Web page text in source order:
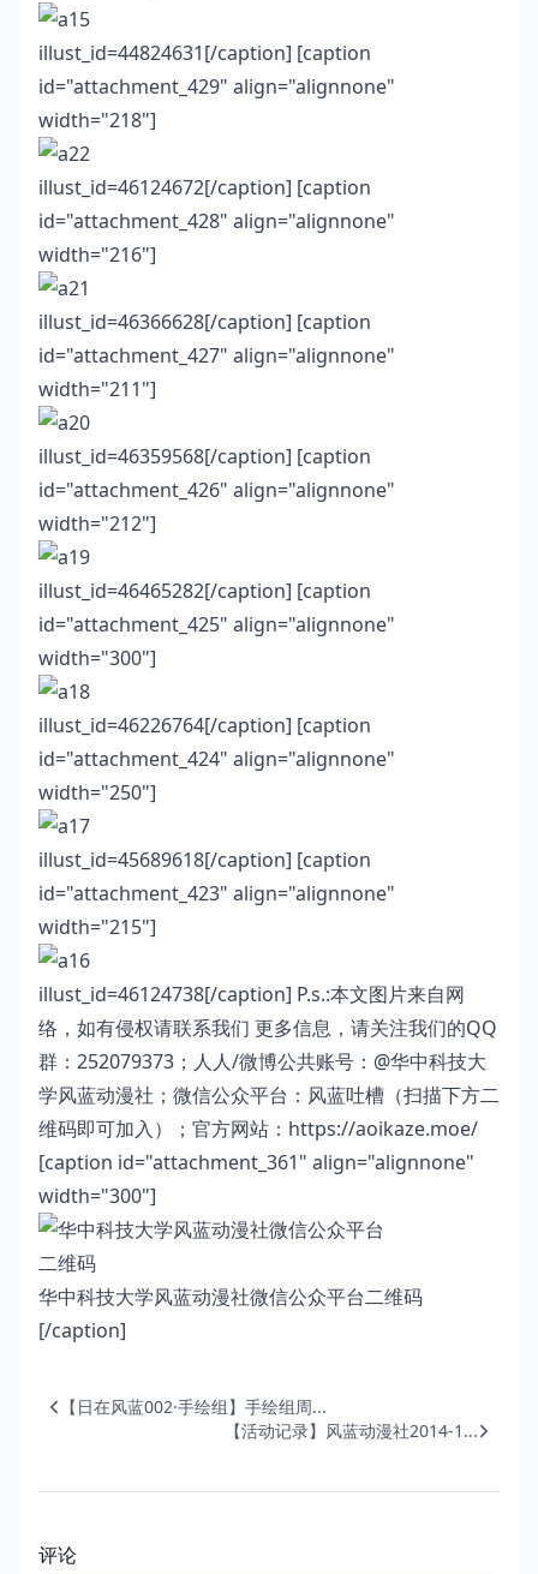
illust_id=44824631[/caption] [caption
id="attachment_429" align="alignnone"
width="218"]
illust_id=46124672[/caption] [caption
id="attachment_428" align="alignnone"
width="216"]
illust_id=46366628[/caption] [caption
id="attachment_427" align="alignnone"
width="211"]
illust_id=46359568[/caption] [caption
id="attachment_426" align="alignnone"
width="212"]
illust_id=46465282[/caption] [caption
id="attachment_425" align="alignnone"
width="300"]
illust_id=46226764[/caption] [caption
id="attachment_424" align="alignnone"
width="250"]
illust_id=45689618[/caption] [caption
id="attachment_423" align="alignnone"
width="215"]
illust_id=46124738[/caption] P.s.:本文图片来自网
络，如有侵权请联系我们 更多信息，请关注我们的QQ
群：252079373；人人/微博公共账号：@华中科技大
学风蓝动漫社；微信公众平台：风蓝吐槽（扫描下方二
维码即可加入）；官方网站： https://aoikaze.moe/
[caption id="attachment_361" align="alignnone"
width="300"]
华中科技大学风蓝动漫社微信公众平台二维码
[/caption]
【日在风蓝002·手绘组】手绘组周...
【活动记录】风蓝动漫社2014-1...
评论